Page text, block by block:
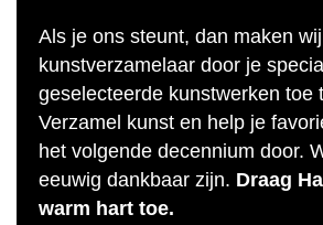
Als je ons steunt, dan maken
kunstverzamelaar door je
geselecteerde kunstwerken toe
Verzamel kunst en help je
het volgende decennium door.
eeuwig dankbaar zijn. Draag
warm hart toe.